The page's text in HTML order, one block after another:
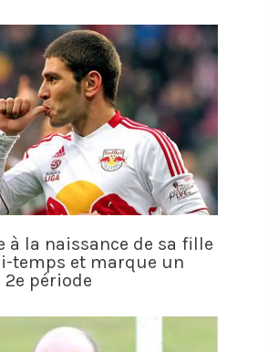
à la naissance de sa fille
temps et marque un
période